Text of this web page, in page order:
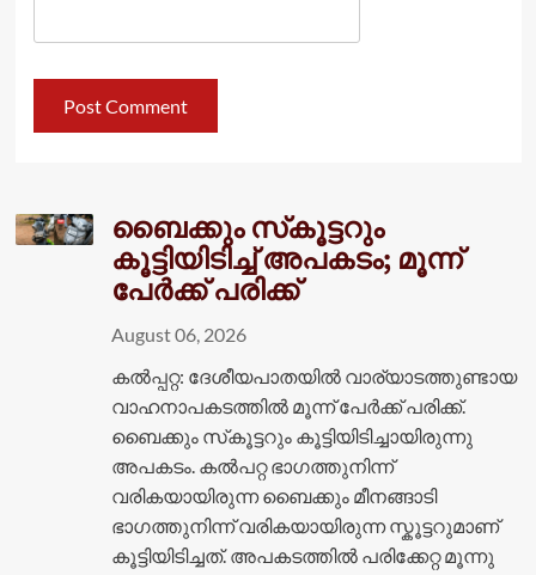
ബൈക്കും സ്‌കൂട്ടറും
കൂട്ടിയിടിച്ച് അപകടം; മൂന്ന്
പേർക്ക് പരിക്ക്
August 06, 2026
കൽപ്പറ്റ: ദേശീയപാതയിൽ വാര്യാടത്തുണ്ടായ
വാഹനാപകടത്തിൽ മൂന്ന് പേർക്ക് പരിക്ക്.
ബൈക്കും സ്‌കൂട്ടറും കൂട്ടിയിടിച്ചായിരുന്നു
അപകടം. കൽപറ്റ ഭാഗത്തുനിന്ന്
വരികയായിരുന്ന ബൈക്കും മീനങ്ങാടി
ഭാഗത്തുനിന്ന് വരികയായിരുന്ന സ്കൂട്ടറുമാണ്
കൂട്ടിയിടിച്ചത്. അപകടത്തിൽ പരിക്കേറ്റ മൂന്നു